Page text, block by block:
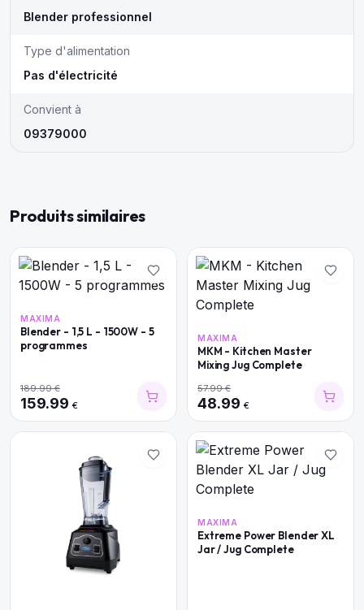
Blender professionnel
Type d'alimentation
Pas d'électricité
Convient à
09379000
Produits similaires
MAXIMA
Blender - 1,5 L - 1500W - 5
programmes
189.99€
159.99 €
MAXIMA
MKM - Kitchen Master
Mixing Jug Complete
57.99€
48.99 €
MAXIMA
Extreme Power Blender XL
Jar / Jug Complete